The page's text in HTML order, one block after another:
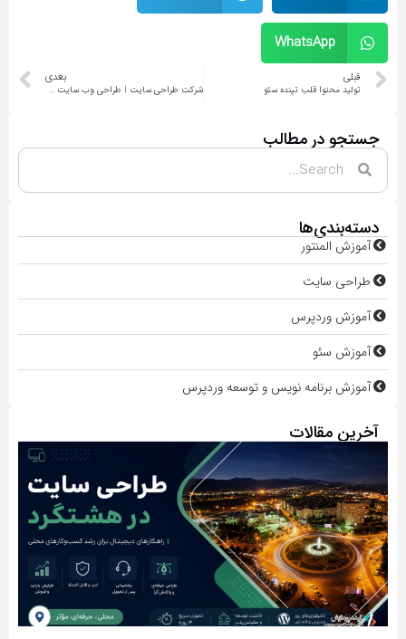
WhatsApp
قبلی
تولید محتوا قلب تپنده سئو
بعدی
شرکت طراحی سایت | طراحی وب سایت سئو شده صفحه اول گوگل
جستجو در مطالب
دسته‌بندی‌ها
آموزش المنتور
طراحی سایت
آموزش وردپرس
آموزش سئو
آموزش برنامه نویس و توسعه وردپرس
آخرین مقالات